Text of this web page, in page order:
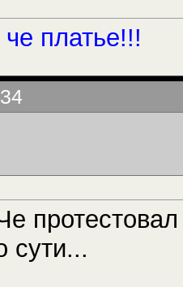
платье!!!
сути...